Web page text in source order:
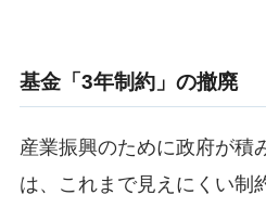
基金「3年制約」の撤廃
産業振興のために政府が積
は、これまで見えにくい制